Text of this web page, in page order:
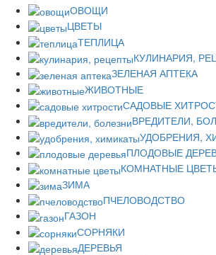
ОВОЩИ
ЦВЕТЫ
ТЕПЛИЦА
КУЛИНАРИЯ,
ЗЕЛЕНАЯ АПТЕКА
ЖИВОТНЫЕ
САДОВЫЕ
ВРЕДИТЕЛИ,
УДОБРЕНИЯ,
ПЛОДОВЫЕ
КОМНАТНЫЕ
ЗИМА
ПЧЕЛОВОДСТВО
ГАЗОН
СОРНЯКИ
ДЕРЕВЬЯ